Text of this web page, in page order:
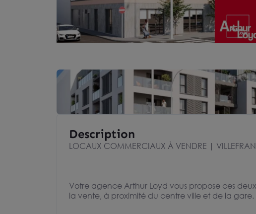
Description
LOCAUX COMMERCIAUX À VENDRE |
Votre agence Arthur Loyd vous propose ces
la vente, à proximité du centre ville et de la gare.